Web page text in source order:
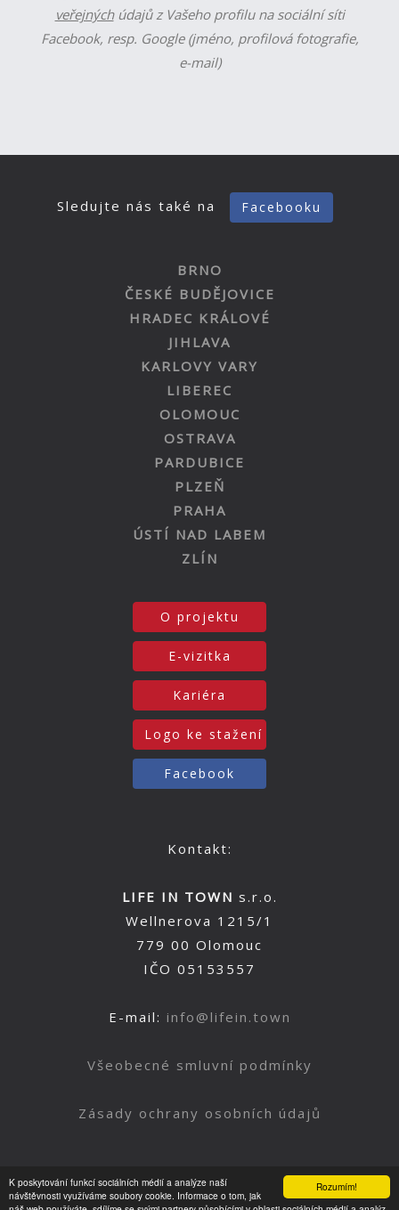
Rozumím!
K poskytování funkcí sociálních médií a analýze naší
návštěvnosti využíváme soubory cookie. Informace o tom, jak
veřejnýchúdajů z Vašeho profilu na sociální síti
Facebook, resp. Google (jméno, profilová fotografie,
e-mail)
Sledujte nás také na Facebooku
BRNO
ČESKÉ BUDĚJOVICE
HRADEC KRÁLOVÉ
JIHLAVA
KARLOVY VARY
LIBEREC
OLOMOUC
OSTRAVA
PARDUBICE
PLZEŇ
PRAHA
ÚSTÍ NAD LABEM
ZLÍN
O projektu
E-vizitka
Kariéra
Logo ke stažení
Facebook
Kontakt:
LIFE IN TOWN s.r.o.
Wellnerova 1215/1
779 00 Olomouc
IČO 05153557
E-mail: info@lifein.town
Všeobecné smluvní podmínky
Zásady ochrany osobních údajů
Nahoru